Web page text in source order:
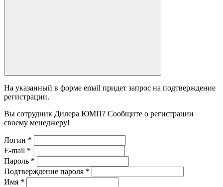
На указанный в форме email придет запрос на подтверждение
регистрации.
Вы сотрудник Дилера ЮМП? Сообщите о регистрации
своему менеджеру!
Логин *
E-mail *
Пароль *
Подтверждение пароля *
Имя *